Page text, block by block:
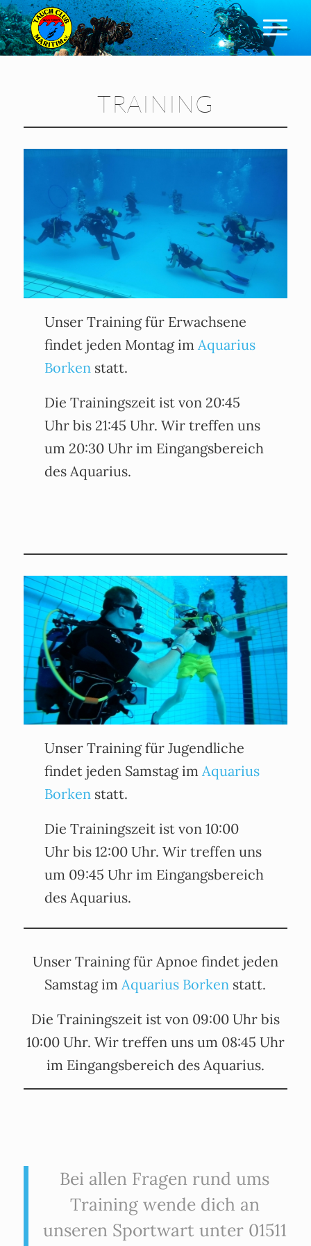
TRAINING
Unser Training für Erwachsene
findet jeden Montag im Aquarius
Borken statt.
Die Trainingszeit ist von 20:45
Uhr bis 21:45 Uhr. Wir treffen uns
um 20:30 Uhr im Eingangsbereich
des Aquarius.
Unser Training für Jugendliche
findet jeden Samstag imAquarius
Borken statt.
Die Trainingszeit ist von 10:00
Uhr bis 12:00 Uhr. Wir treffen uns
um 09:45 Uhr im Eingangsbereich
des Aquarius.
Unser Training für Apnoe findet jeden
Samstag imAquarius Borken statt.
Die Trainingszeit ist von 09:00 Uhr bis
10:00 Uhr. Wir treffen uns um 08:45 Uhr
im Eingangsbereich des Aquarius.
Bei allen Fragen rund ums
Training wende dich an
unseren Sportwart unter 01511